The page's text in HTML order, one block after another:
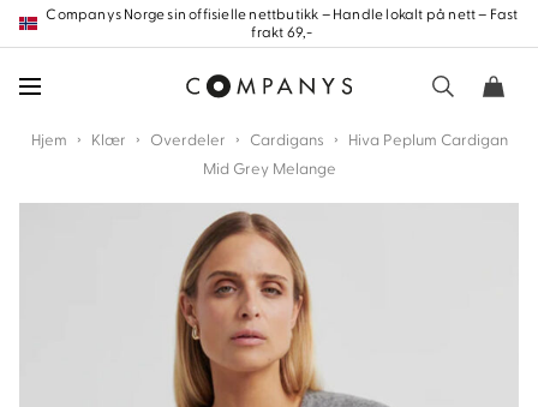
Hopp
frem
innholdet
Companys Norge sin offisielle nettbutikk – Handle lokalt på nett – Fast
frakt 69,-
Hjem › Klær › Overdeler › Cardigans › Hiva Peplum Cardigan
Mid Grey Melange